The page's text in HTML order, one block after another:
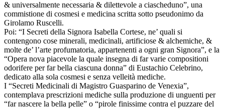
& universalmente necessaria & dilettevole a ciascheduno”, una
commistione di cosmesi e medicina scritta sotto pseudonimo da
Girolamo Ruscelli.
Poi: “I Secreti della Signora Isabella Cortese, ne’ quali si
contengono cose minerali, medicinali, artificiose & alchemiche, &
molte de’ l’arte profumatoria, appartenenti a ogni gran Signora”, e la
“Opera nova piacevole la quale insegna di far varie compositioni
odorifere per far bella ciascuna donna” di Eustachio Celebrino,
dedicato alla sola cosmesi e senza velleità mediche.
I “Secreti Medicinali di Magistro Guasparino de Venexia”,
contemplava prescrizioni mediche sulla produzione di unguenti per
“far nascere la bella pelle” o “pirole finissime contra el puzzare del